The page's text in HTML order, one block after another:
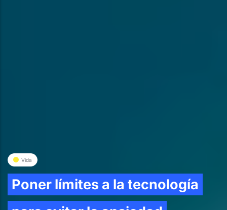
Vida
Poner límites a la tecnología